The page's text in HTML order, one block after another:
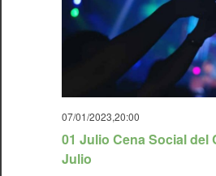
01 Julio Cena Social del
Julio
07/01/2023,20:00